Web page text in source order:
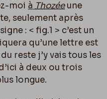
moi à Thozéeune
seulement après
: < fig.1 > c’est un
qu’une lettre est
du reste j’y vais tous les
à deux ou trois
longue.